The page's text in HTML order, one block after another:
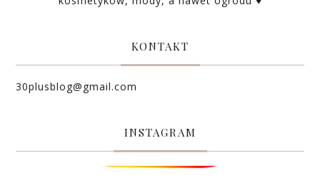
KONTAKT
30plusblog@gmail.com
INSTAGRAM